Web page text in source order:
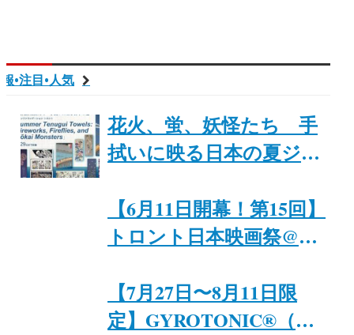
•注目•人気
花火、蛍、妖怪たち 手
拭いに映る日本の夏ジャ
Tenugui Towels: Fireworks,
Fireflies, and Yōkai
催｜ジャパンファウンデ
ーション・トロント
【6月11日開幕！第15回】
トロント日本映画祭@カ
【7月27日〜8月11日限
定】GYROTONIC®︎（ジ